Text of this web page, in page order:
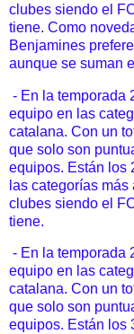
clubes siendo el
tiene. Como
Benjamines
aunque se suman
- En la temporada
equipo en las
catalana. Con un
que solo son
equipos. Están los
las categorías
clubes siendo el
tiene.
- En la temporada
equipo en las
catalana. Con un
que solo son
equipos. Están los